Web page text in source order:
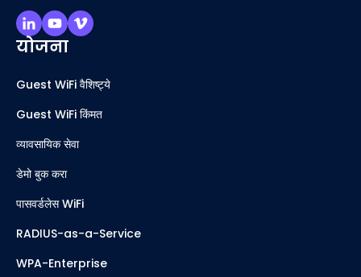
योजना
Guest WiFi वैशिष्ट्ये
Guest WiFi किंमत
व्यावसायिक सेवा
डेमो बुक करा
पासवर्डलेस WiFi
RADIUS-as-a-Service
WPA-Enterprise